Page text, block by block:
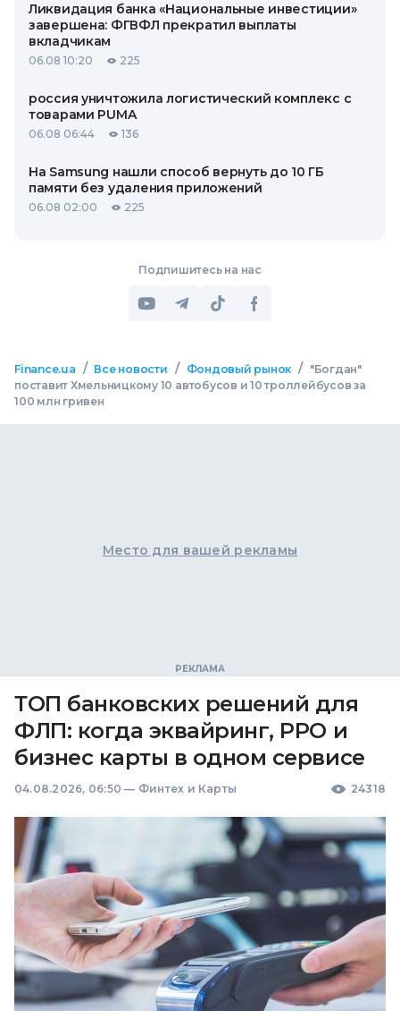
Ликвидация банка «Национальные инвестиции»
завершена: ФГВФЛ прекратил выплаты
вкладчикам
06.08 10:20 225
россия уничтожила логистический комплекс с
товарами PUMA
06.08 06:44 136
На Samsung нашли способ вернуть до 10 ГБ
памяти без удаления приложений
06.08 02:00 225
Подпишитесь на нас
Finance.ua / Все новости / Фондовый рынок /
"Богдан"
поставит Хмельницкому 10 автобусов и 10 троллейбусов за
100 млн гривен
Место для вашей рекламы
ТОП банковских решений для
ФЛП: когда эквайринг, РРО и
бизнес карты в одном сервисе
04.08.2026, 06:50 — Финтех и Карты 24318